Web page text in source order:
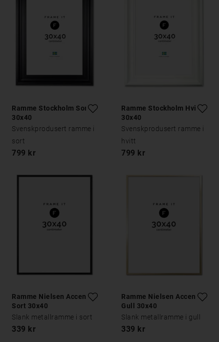
Ramme Stockholm Sort
30x40
Svenskprodusert ramme i
sort
799 kr
Ramme Stockholm Hvit
30x40
Svenskprodusert ramme i
hvitt
799 kr
Ramme Nielsen Accent
Sort 30x40
Slank metallramme i sort
339 kr
Ramme Nielsen Accent
Gull 30x40
Slank metallramme i gull
339 kr